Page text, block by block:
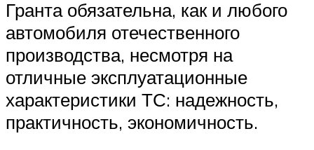
Гранта обязательна, как и любого
автомобиля отечественного
производства, несмотря на
отличные эксплуатационные
характеристики ТС: надежность,
практичность, экономичность.